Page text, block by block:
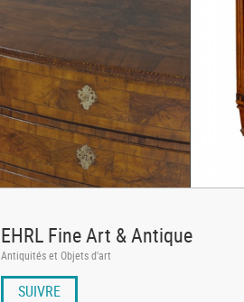
EHRL Fine Art & Antique
Antiquités et Objets d'art
SUIVRE